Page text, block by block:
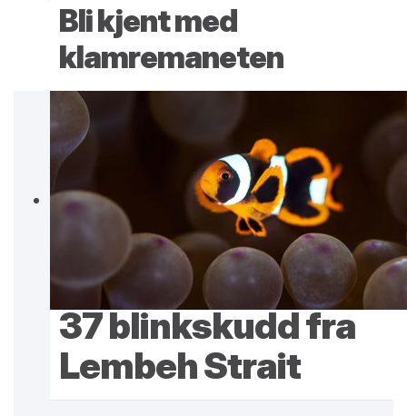
Bli kjent med
klamremaneten
37 blinkskudd fra
Lembeh Strait